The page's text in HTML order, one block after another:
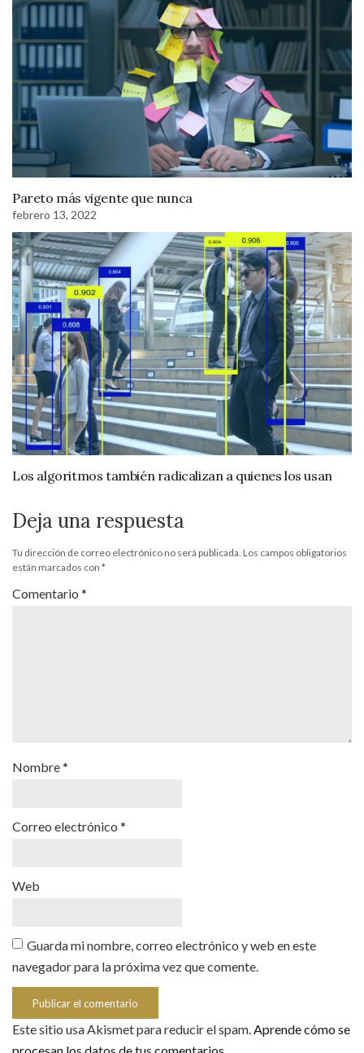
Pareto más vigente que nunca
febrero 13, 2022
Los algoritmos también radicalizan a quienes los usan
Deja una respuesta
Tu dirección de correo electrónico no será publicada. Los campos obligatorios
están marcados con *
Comentario *
Nombre*
Correo electrónico *
Web
Guarda mi nombre, correo electrónico y web en este
navegador para la próxima vez que comente.
Este sitio usa Akismet para reducir el spam. Aprende cómo se